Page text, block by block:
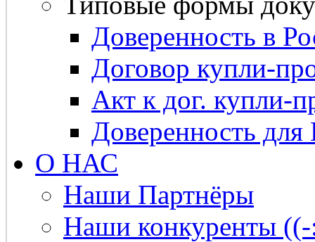
Доверенность в
Договор купли-
Акт к дог. купли-
Доверенность
О НАС
Наши Партнёры
Наши конкуренты